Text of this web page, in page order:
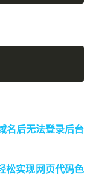
名后无法登录后台
松实现网页代码色